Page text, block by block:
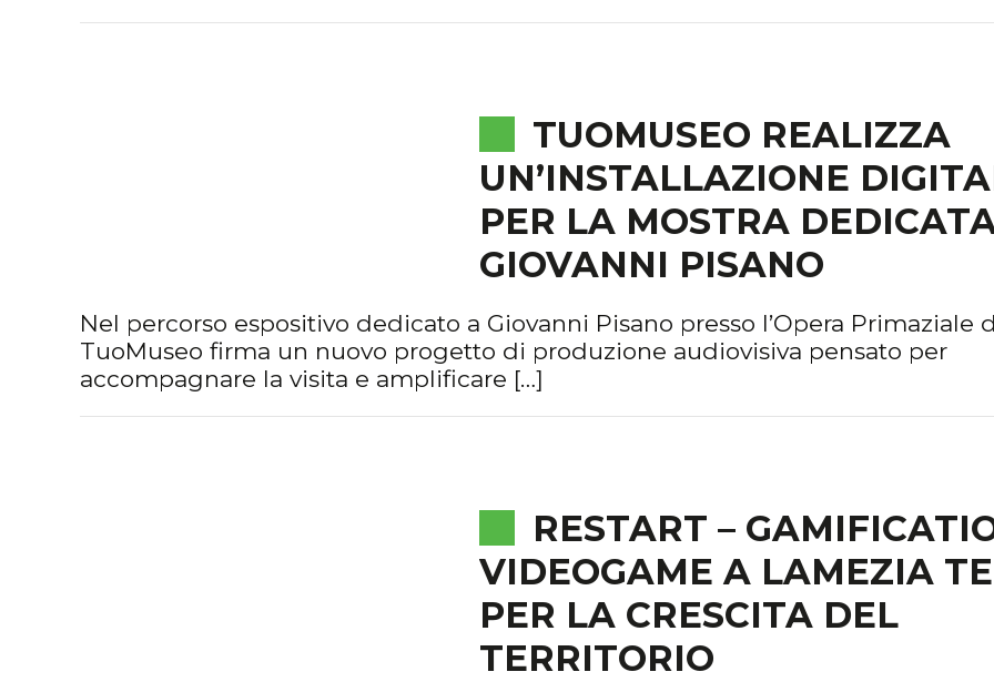
TUOMUSEO REALIZZA
UN’INSTALLAZIONE
PER LA MOSTRA
GIOVANNI PISANO
Nel percorso espositivo dedicato a Giovanni Pisano presso l’Opera Primaziale
TuoMuseo firma un nuovo progetto di produzione audiovisiva pensato per
accompagnare la visita e amplificare […]
RESTART –
VIDEOGAME A LAMEZIA
PER LA CRESCITA DEL
TERRITORIO